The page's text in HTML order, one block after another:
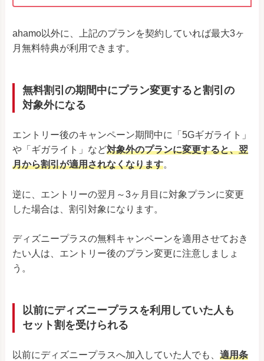
ahamo以外に、上記のプランを契約していれば最大3ヶ
月無料特典が利用できます。
無料割引の期間中にプラン変更すると割引の
対象外になる
エントリー後のキャンペーン期間中に「5Gギガライト」
や「ギガライト」など対象外のプランに変更すると、翌
月から割引が適用されなくなります。
逆に、エントリーの翌月～3ヶ月目に対象プランに変更
した場合は、割引対象になります。
ディズニープラスの無料キャンペーンを適用させておき
たい人は、エントリー後のプラン変更に注意しましょ
う。
以前にディズニープラスを利用していた人も
セット割を受けられる
以前にディズニープラスへ加入していた人でも、 適用条